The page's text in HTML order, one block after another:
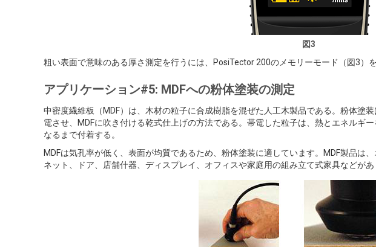
図3
粗い表面で意味のある厚さ測定を行うには、PosiTector 200のメモリーモード（図3）
アプリケーション#5: MDFへの粉体塗装の測定
中密度繊維板（MDF）は、木材の粒子に合成樹脂を混ぜた人工木製品である。粉体塗
電させ、MDFに吹き付ける乾式仕上げの方法である。帯電した粒子は、熱とエネルギ
なるまで付着する。
MDFは気孔率が低く、表面が均質であるため、粉体塗装に適しています。MDF製品は
ネット、ドア、店舗什器、ディスプレイ、オフィスや家庭用の組み立て式家具などがあ